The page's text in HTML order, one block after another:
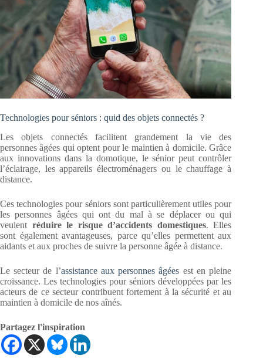
Technologies pour séniors : quid des objets connectés ?
Les objets connectés facilitent grandement la vie des
personnes âgées qui optent pour le maintien à domicile. Grâce
aux innovations dans la domotique, le sénior peut contrôler
l’éclairage, les appareils électroménagers ou le chauffage à
distance.
Ces technologies pour séniors sont particulièrement utiles pour
les personnes âgées qui ont du mal à se déplacer ou qui
veulent réduire le risque d’accidents domestiques. Elles
sont également avantageuses, parce qu’elles permettent aux
aidants et aux proches de suivre la personne âgée à distance.
Le secteur de l’assistance aux personnes âgées est en pleine
croissance. Les technologies pour séniors développées par les
acteurs de ce secteur contribuent fortement à la sécurité et au
maintien à domicile de nos aînés.
Partagez l'inspiration